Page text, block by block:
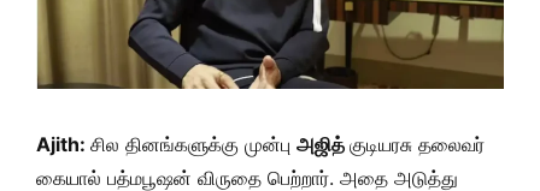
Ajith: சில தினங்களுக்கு முன்பு அஜித் குடியரசு தலைவர்
கையால் பத்மபூஷன் விருதை பெற்றார். அதை அடுத்து